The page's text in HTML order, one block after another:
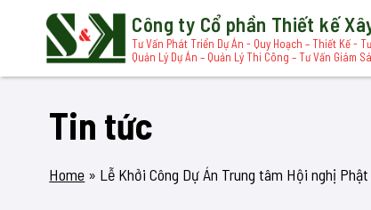
Công ty Cổ phần Thiết kế
Tư Vấn Phát Triển Dự Án - Quy Hoạch – Thiết Kế -
Quản Lý Dự Án – Quản Lý Thi Công – Tư Vấn Giám
Tin tức
Home » Lễ Khởi Công Dự Án Trung tâm Hội nghị Phật